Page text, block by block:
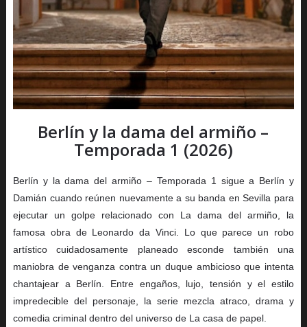
Berlín y la dama del armiño –
Temporada 1 (2026)
Berlín y la dama del armiño – Temporada 1 sigue a Berlín y
Damián cuando reúnen nuevamente a su banda en Sevilla para
ejecutar un golpe relacionado con La dama del armiño, la
famosa obra de Leonardo da Vinci. Lo que parece un robo
artístico cuidadosamente planeado esconde también una
maniobra de venganza contra un duque ambicioso que intenta
chantajear a Berlín. Entre engaños, lujo, tensión y el estilo
impredecible del personaje, la serie mezcla atraco, drama y
comedia criminal dentro del universo de La casa de papel.